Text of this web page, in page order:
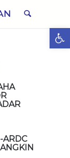
ARDC